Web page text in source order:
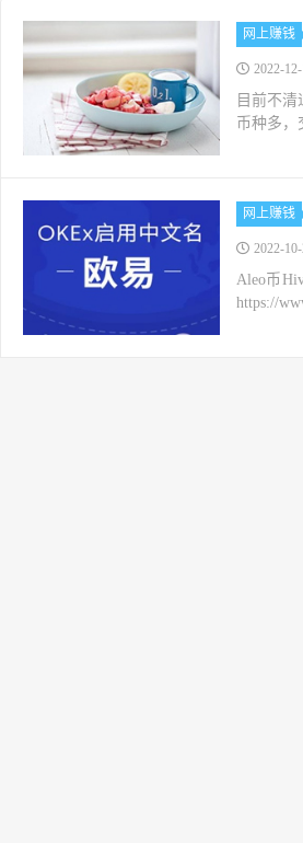
网上赚钱
2022-
目前不
币种多，
网上赚钱
2022-
Aleo币
https://